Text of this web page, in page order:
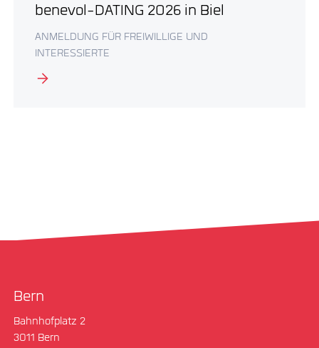
benevol-DATING 2026 in Biel
ANMELDUNG FÜR FREIWILLIGE UND
INTERESSIERTE
Bern
Bahnhofplatz 2
3011 Bern